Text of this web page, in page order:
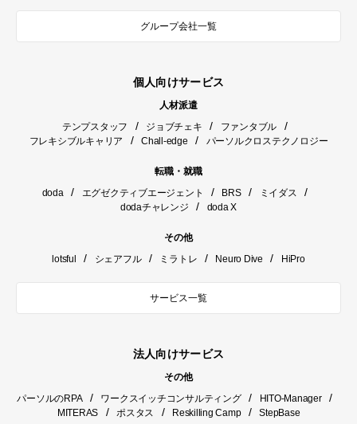
グループ会社一覧
個人向けサービス
人材派遣
テンプスタッフ
/ ジョブチェキ / ファンタブル /
フレキシブルキャリア / Chall-edge / パーソルクロステクノロジー
転職・就職
doda
/ エグゼクティブエージェント / BRS / ミイダス /
dodaチャレンジ / doda X
その他
lotsful
/ シェアフル / ミラトレ / Neuro Dive / HiPro
サービス一覧
法人向けサービス
その他
パーソルのRPA
/ ワークスイッチコンサルティング / HITO-Manager /
MITERAS / ポスタス / Reskilling Camp / StepBase